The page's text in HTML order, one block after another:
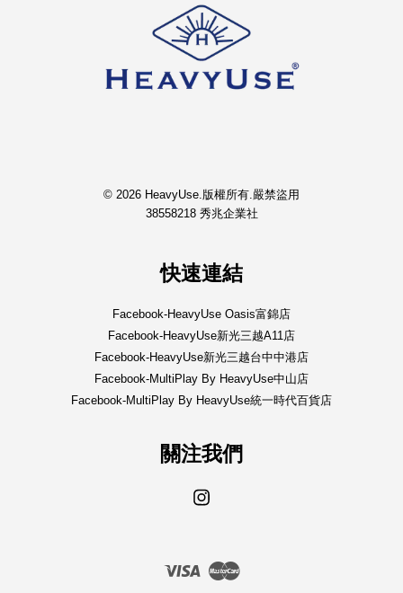
© 2026 HeavyUse.版權所有.嚴禁盜用
38558218 秀兆企業社
快速連結
Facebook-HeavyUse Oasis富錦店
Facebook-HeavyUse新光三越A11店
Facebook-HeavyUse新光三越台中中港店
Facebook-MultiPlay By HeavyUse中山店
Facebook-MultiPlay By HeavyUse統一時代百貨店
關注我們
Visa Master